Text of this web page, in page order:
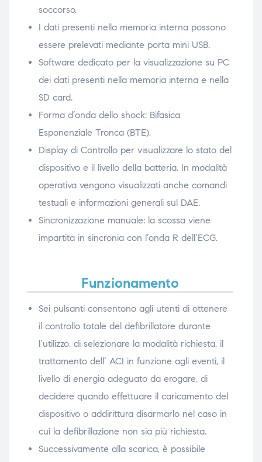
soccorso.
I dati presenti nella memoria interna possono
essere prelevati mediante porta mini USB.
Software dedicato per la visualizzazione su PC
dei dati presenti nella memoria interna e nella
SD card.
Forma d’onda dello shock: Bifasica
Esponenziale Tronca (BTE).
Display di Controllo per visualizzare lo stato del
dispositivo e il livello della batteria. In modalità
operativa vengono visualizzati anche comandi
testuali e informazioni generali sul DAE.
Sincronizzazione manuale: la scossa viene
impartita in sincronia con l’onda R dell’ECG.
Funzionamento
Sei pulsanti consentono agli utenti di ottenere
il controllo totale del defibrillatore durante
l’utilizzo, di selezionare la modalità richiesta, il
trattamento dell’ ACI in funzione agli eventi, il
livello di energia adeguato da erogare, di
decidere quando effettuare il caricamento del
dispositivo o addirittura disarmarlo nel caso in
cui la defibrillazione non sia più richiesta.
Successivamente alla scarica, è possibile